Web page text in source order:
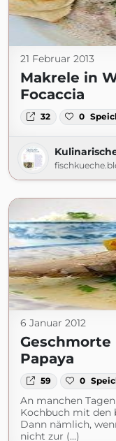
21 Februar 2013
Makrele in
Focaccia
32 0
6 Januar 2012
Papaya
59 0
An manchen
Kochbuch mit den
Dann nämlich,
nicht zur (...)